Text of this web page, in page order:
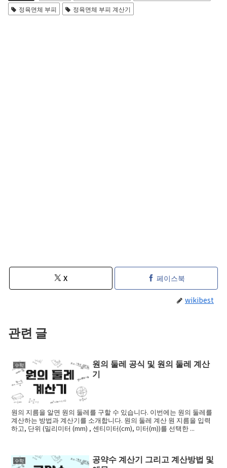
정육면체 부피
정육면체 부피 계산기
X 페이스북
wikibest
관련 글
수학
원의 둘레 공식 및 원의 둘레 계산
기
원의 지름을 알면 원의 둘레를 구할 수 있습니다. 이번에는 원의 둘레를
계산하는 방법과 계산기를 소개합니다. 원의 둘레 계산 원 지름을 입력
하고, 단위 (밀리미터 (mm) , 센티미터(cm), 미터(m))를 선택한 ...
수학
공약수 계산기 그리고 계산방법 및